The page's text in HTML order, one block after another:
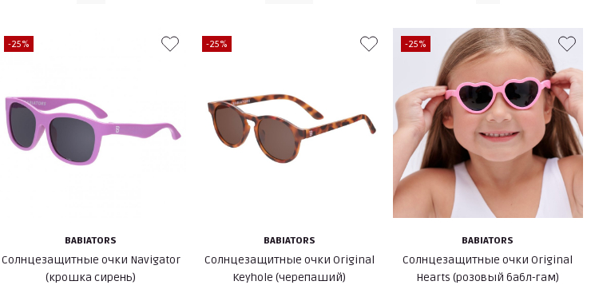
-25%
BABIATORS
Солнцезащитные очки Navigator
(крошка сирень)
-25%
BABIATORS
Солнцезащитные очки Original
Keyhole (черепаший)
-25%
BABIATORS
Солнцезащитные очки Original
Hearts (розовый бабл-гам)